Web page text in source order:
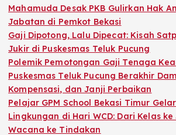
o
r
:
Mahamuda Desak PKB Gulirkan Hak
Jabatan di Pemkot Bekasi
Gaji Dipotong, Lalu Dipecat: Kisah
Jukir di Puskesmas Teluk Pucung
Polemik Pemotongan Gaji Tenaga
Puskesmas Teluk Pucung Berakhir
Kompensasi, dan Janji Perbaikan
Pelajar GPM School Bekasi Timur
Lingkungan di Hari WCD: Dari Kelas
Wacana ke Tindakan